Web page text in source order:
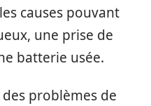
causes pouvant
une prise de
batterie usée.
problèmes de